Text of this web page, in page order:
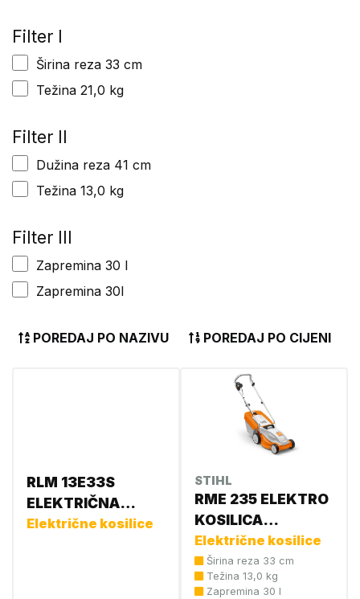
Filter I
Širina reza 33 cm
Težina 21,0 kg
Filter II
Dužina reza 41 cm
Težina 13,0 kg
Filter III
Zapremina 30 l
Zapremina 30l
POREDAJ PO NAZIVU POREDAJ PO CIJENI
RLM 13E33S
ELEKTRIČNA
KOSILICA 1300W
Električne kosilice
STIHL
RME 235 ELEKTRO
KOSILICA
63110112413
Električne kosilice
Širina reza 33 cm
Težina 13,0 kg
Zapremina 30 l